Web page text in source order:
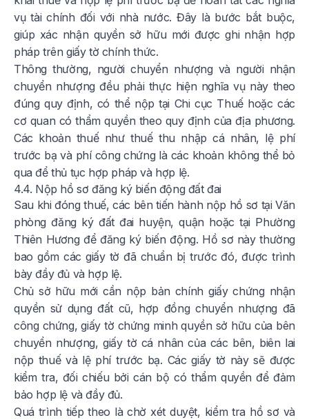
vụ tài chính đối với nhà nước. Đây là bước bắt buộc,
giúp xác nhận quyền sở hữu mới được ghi nhận hợp
pháp trên giấy tờ chính thức.
Thông thường, người chuyển nhượng và người nhận
chuyển nhượng đều phải thực hiện nghĩa vụ này theo
đúng quy định, có thể nộp tại Chi cục Thuế hoặc các
cơ quan có thẩm quyền theo quy định của địa phương.
Các khoản thuế như thuế thu nhập cá nhân, lệ phí
trước bạ và phí công chứng là các khoản không thể bỏ
qua để thủ tục hợp pháp và hợp lệ.
4.4. Nộp hồ sơ đăng ký biến động đất đai
Sau khi đóng thuế, các bên tiến hành nộp hồ sơ tại Văn
phòng đăng ký đất đai huyện, quận hoặc tại Phường
Thiên Hương để đăng ký biến động. Hồ sơ này thường
bao gồm các giấy tờ đã chuẩn bị trước đó, được trình
bày đầy đủ và hợp lệ.
Chủ sở hữu mới cần nộp bản chính giấy chứng nhận
quyền sử dụng đất cũ, hợp đồng chuyển nhượng đã
công chứng, giấy tờ chứng minh quyền sở hữu của bên
chuyển nhượng, giấy tờ cá nhân của các bên, biên lai
nộp thuế và lệ phí trước bạ. Các giấy tờ này sẽ được
kiểm tra, đối chiếu bởi cán bộ có thẩm quyền để đảm
bảo hợp lệ và đầy đủ.
Quá trình tiếp theo là chờ xét duyệt, kiểm tra hồ sơ và